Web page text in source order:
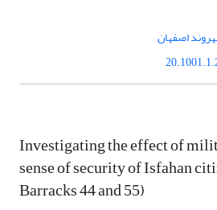
اصفهان
Investigating the effect of
sense of security of Isfahan
Barracks 44 and 55)